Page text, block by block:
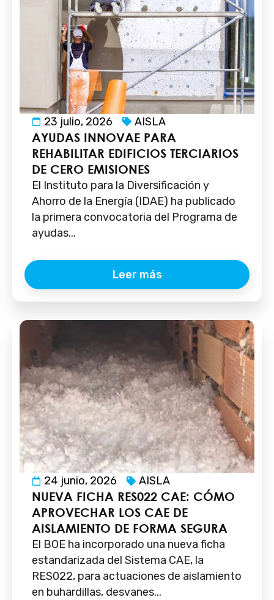
23 julio, 2026 AISLA
AYUDAS INNOVAE PARA
REHABILITAR EDIFICIOS TERCIARIOS
DE CERO EMISIONES
El Instituto para la Diversificación y
Ahorro de la Energía (IDAE) ha publicado
la primera convocatoria del Programa de
ayudas...
Leer más
24 junio, 2026 AISLA
NUEVA FICHA RES022 CAE: CÓMO
APROVECHAR LOS CAE DE
AISLAMIENTO DE FORMA SEGURA
El BOE ha incorporado una nueva ficha
estandarizada del Sistema CAE, la
RES022, para actuaciones de aislamiento
en buhardillas, desvanes...